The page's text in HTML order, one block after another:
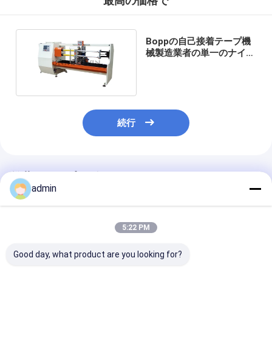
Boppの自己接着テープ機
械製造業者の単一のナイフ
続行
推薦されたプロダクト
admin
5:22 PM
Good day, what product are you looking for?